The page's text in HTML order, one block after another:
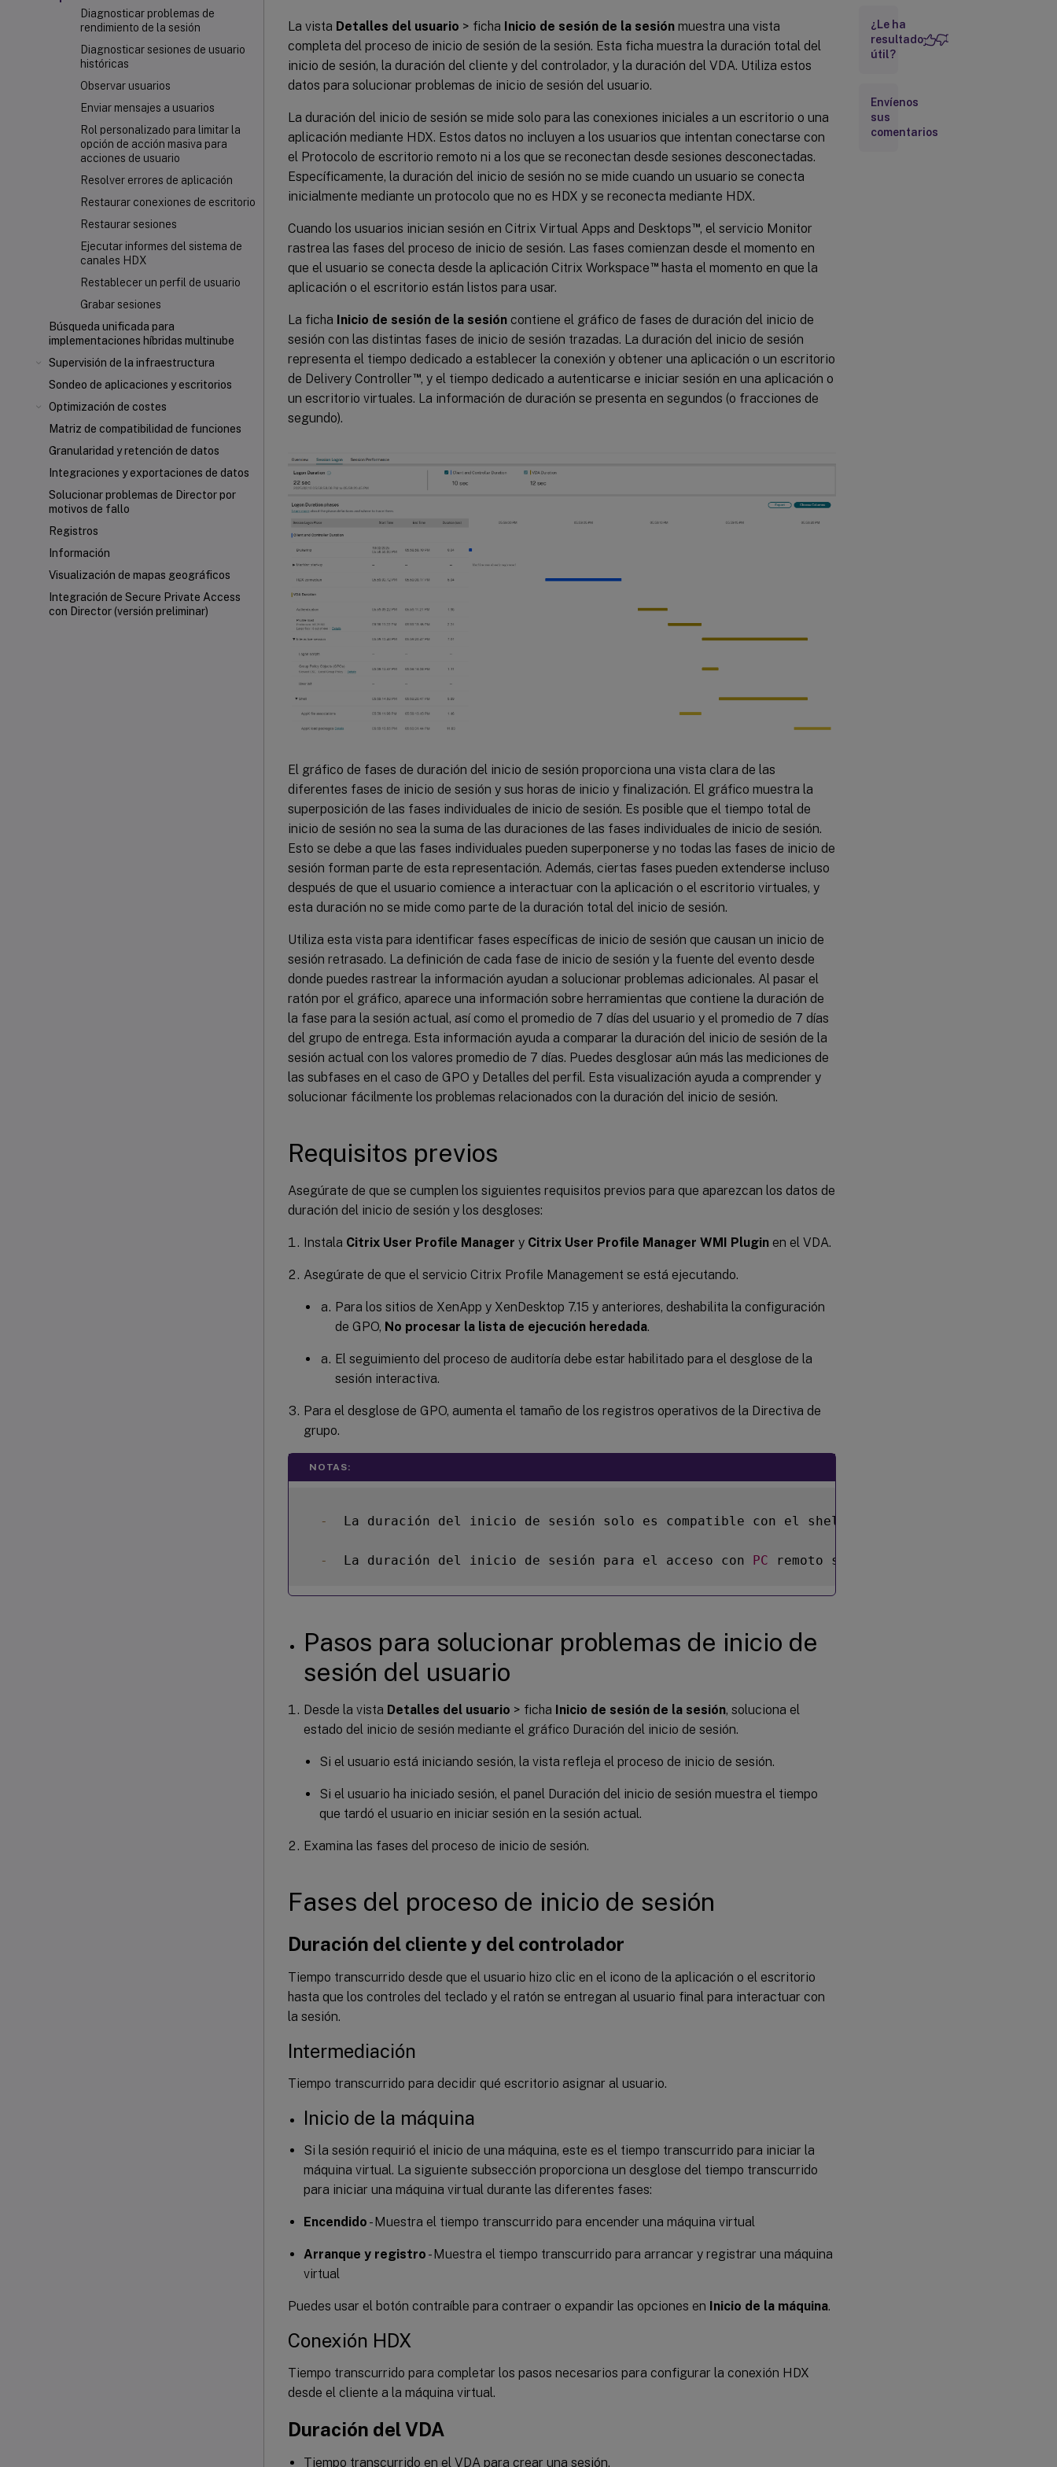
Diagnosticar problemas de
rendimiento de la sesión
Diagnosticar sesiones de usuario
históricas
Observar usuarios
Enviar mensajes a usuarios
Rol personalizado para limitar la
opción de acción masiva para
acciones de usuario
Resolver errores de aplicación
Restaurar conexiones de escritorio
Restaurar sesiones
Ejecutar informes del sistema de
canales HDX
Restablecer un perfil de usuario
Grabar sesiones
Búsqueda unificada para
implementaciones híbridas multinube
Supervisión de la infraestructura
Sondeo de aplicaciones y escritorios
Optimización de costes
Matriz de compatibilidad de funciones
Granularidad y retención de datos
Integraciones y exportaciones de datos
Solucionar problemas de Director por
motivos de fallo
Registros
Información
Visualización de mapas geográficos
Integración de Secure Private Access
con Director (versión preliminar)
La vista Detalles del usuario > ficha Inicio de sesión de la sesión muestra una vista
completa del proceso de inicio de sesión de la sesión. Esta ficha muestra la duración total del
inicio de sesión, la duración del cliente y del controlador, y la duración del VDA. Utiliza estos
datos para solucionar problemas de inicio de sesión del usuario.
La duración del inicio de sesión se mide solo para las conexiones iniciales a un escritorio o una
aplicación mediante HDX. Estos datos no incluyen a los usuarios que intentan conectarse con
el Protocolo de escritorio remoto ni a los que se reconectan desde sesiones desconectadas.
Específicamente, la duración del inicio de sesión no se mide cuando un usuario se conecta
inicialmente mediante un protocolo que no es HDX y se reconecta mediante HDX.
Cuando los usuarios inician sesión en Citrix Virtual Apps and Desktops™, el servicio Monitor
rastrea las fases del proceso de inicio de sesión. Las fases comienzan desde el momento en
que el usuario se conecta desde la aplicación Citrix Workspace™hasta el momento en que la
aplicación o el escritorio están listos para usar.
La ficha Inicio de sesión de la sesión contiene el gráfico de fases de duración del inicio de
sesión con las distintas fases de inicio de sesión trazadas. La duración del inicio de sesión
representa el tiempo dedicado a establecer la conexión y obtener una aplicación o un escritorio
de Delivery Controller™, y el tiempo dedicado a autenticarse e iniciar sesión en una aplicación o
un escritorio virtuales. La información de duración se presenta en segundos (o fracciones de
segundo).
El gráfico de fases de duración del inicio de sesión proporciona una vista clara de las
diferentes fases de inicio de sesión y sus horas de inicio y finalización. El gráfico muestra la
superposición de las fases individuales de inicio de sesión. Es posible que el tiempo total de
inicio de sesión no sea la suma de las duraciones de las fases individuales de inicio de sesión.
Esto se debe a que las fases individuales pueden superponerse y no todas las fases de inicio de
sesión forman parte de esta representación. Además, ciertas fases pueden extenderse incluso
después de que el usuario comience a interactuar con la aplicación o el escritorio virtuales, y
esta duración no se mide como parte de la duración total del inicio de sesión.
Utiliza esta vista para identificar fases específicas de inicio de sesión que causan un inicio de
sesión retrasado. La definición de cada fase de inicio de sesión y la fuente del evento desde
donde puedes rastrear la información ayudan a solucionar problemas adicionales. Al pasar el
ratón por el gráfico, aparece una información sobre herramientas que contiene la duración de
la fase para la sesión actual, así como el promedio de 7 días del usuario y el promedio de 7 días
del grupo de entrega. Esta información ayuda a comparar la duración del inicio de sesión de la
sesión actual con los valores promedio de 7 días. Puedes desglosar aún más las mediciones de
las subfases en el caso de GPO y Detalles del perfil. Esta visualización ayuda a comprender y
solucionar fácilmente los problemas relacionados con la duración del inicio de sesión.
Requisitos previos
Asegúrate de que se cumplen los siguientes requisitos previos para que aparezcan los datos de
duración del inicio de sesión y los desgloses:
Instala Citrix User Profile Manager y Citrix User Profile Manager WMI Plugin en el VDA.
Asegúrate de que el servicio Citrix Profile Management se está ejecutando.
Para los sitios de XenApp y XenDesktop 7.15 y anteriores, deshabilita la configuración
de GPO, No procesar la lista de ejecución heredada.
El seguimiento del proceso de auditoría debe estar habilitado para el desglose de la
sesión interactiva.
Para el desglose de GPO, aumenta el tamaño de los registros operativos de la Directiva de
grupo.
NOTAS:
-
  La duración del inicio de sesión solo es compatible con el shell predeterminado de
-
  La duración del inicio de sesión para el acceso con
PC remoto solo está disponible cuando
Pasos para solucionar problemas de inicio de
sesión del usuario
Desde la vista Detalles del usuario > ficha Inicio de sesión de la sesión, soluciona el
estado del inicio de sesión mediante el gráfico Duración del inicio de sesión.
Si el usuario está iniciando sesión, la vista refleja el proceso de inicio de sesión.
Si el usuario ha iniciado sesión, el panel Duración del inicio de sesión muestra el tiempo
que tardó el usuario en iniciar sesión en la sesión actual.
Examina las fases del proceso de inicio de sesión.
Fases del proceso de inicio de sesión
Duración del cliente y del controlador
Tiempo transcurrido desde que el usuario hizo clic en el icono de la aplicación o el escritorio
hasta que los controles del teclado y el ratón se entregan al usuario final para interactuar con
la sesión.
Intermediación
Tiempo transcurrido para decidir qué escritorio asignar al usuario.
Inicio de la máquina
Si la sesión requirió el inicio de una máquina, este es el tiempo transcurrido para iniciar la
máquina virtual. La siguiente subsección proporciona un desglose del tiempo transcurrido
para iniciar una máquina virtual durante las diferentes fases:
Encendido - Muestra el tiempo transcurrido para encender una máquina virtual
Arranque y registro - Muestra el tiempo transcurrido para arrancar y registrar una máquina
virtual
Puedes usar el botón contraíble para contraer o expandir las opciones en Inicio de la máquina.
Conexión HDX
Tiempo transcurrido para completar los pasos necesarios para configurar la conexión HDX
desde el cliente a la máquina virtual.
Duración del VDA
Tiempo transcurrido en el VDA para crear una sesión.
Fases
de
sesión
¿Le ha
resultado
útil?
Envíenos
sus
comentarios